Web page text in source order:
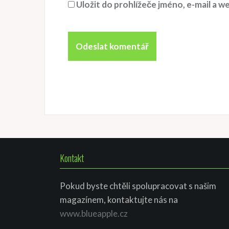
Uložit do prohlížeče jméno, e-mail a
Kontakt
Pokud byste chtěli spolupracovat s našim
magazínem, kontaktujte nás na
www.blueapple.cz